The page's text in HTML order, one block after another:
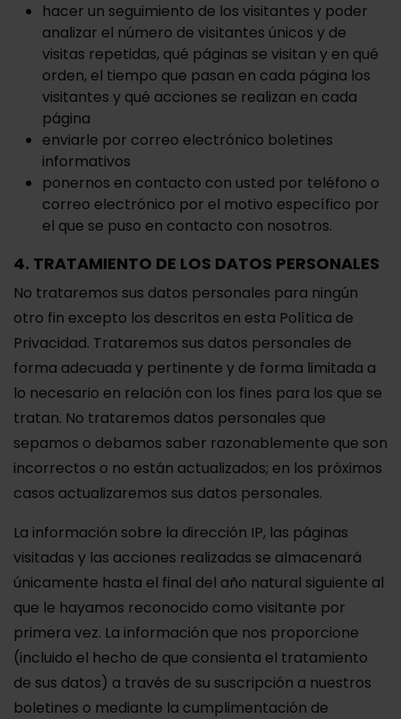
hacer un seguimiento de los visitantes y poder
analizar el número de visitantes únicos y de
visitas repetidas, qué páginas se visitan y en qué
orden, el tiempo que pasan en cada página los
visitantes y qué acciones se realizan en cada
página
enviarle por correo electrónico boletines
informativos
ponernos en contacto con usted por teléfono o
correo electrónico por el motivo específico por
el que se puso en contacto con nosotros.
4. TRATAMIENTO DE LOS DATOS PERSONALES
No trataremos sus datos personales para ningún
otro fin excepto los descritos en esta Política de
Privacidad. Trataremos sus datos personales de
forma adecuada y pertinente y de forma limitada a
lo necesario en relación con los fines para los que se
tratan. No trataremos datos personales que
sepamos o debamos saber razonablemente que son
incorrectos o no están actualizados; en los próximos
casos actualizaremos sus datos personales.
La información sobre la dirección IP, las páginas
visitadas y las acciones realizadas se almacenará
únicamente hasta el final del año natural siguiente al
que le hayamos reconocido como visitante por
primera vez. La información que nos proporcione
(incluido el hecho de que consienta el tratamiento
de sus datos) a través de su suscripción a nuestros
boletines o mediante la cumplimentación de